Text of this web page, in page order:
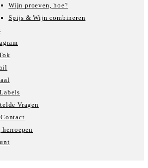
Wijn proeven, hoe?
Spijs & Wijn combineren
Vragen